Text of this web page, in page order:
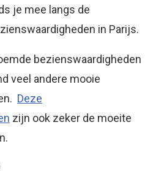
je mee langs de
in Parijs.
bezienswaardigheden
veel andere mooie
Deze
zijn ook zeker de moeite